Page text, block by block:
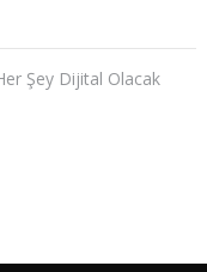
Şey Dijital Olacak